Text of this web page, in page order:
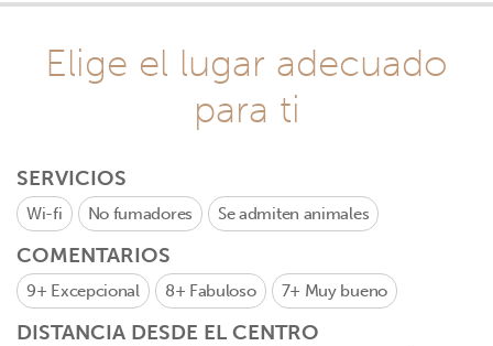
Elige el lugar adecuado
para ti
SERVICIOS
Wi-fi No fumadores Se admiten animales
COMENTARIOS
9+ Excepcional 8+ Fabuloso 7+ Muy bueno
DISTANCIA DESDE EL CENTRO